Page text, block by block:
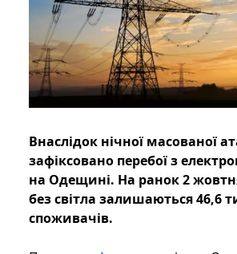
Внаслідок нічної масованої
зафіксовано перебої з
на Одещині. На ранок 2
без світла залишаються 46,6
споживачів.